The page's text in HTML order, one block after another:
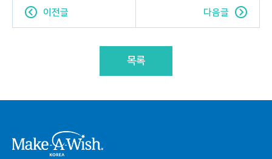
이전글 다음글
목록